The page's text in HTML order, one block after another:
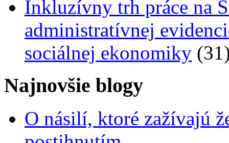
Inkluzívny trh práce na
administratívnej
sociálnej ekonomiky
Najnovšie blogy
O násilí, ktoré zažívajú